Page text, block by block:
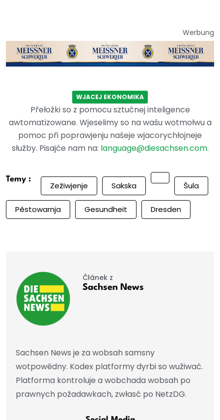
Werbung
WJACEJ EKONOMIKA
Přełožki so z pomocu sztučnej inteligence
awtomatizowane. Wjeselimy so na wašu wotmołwu a
pomoc při poprawjenju našeje wjacorychłojneje
słužby. Pisajće nam na: language@diesachsen.com.
Temy :
Zežiwjenje Sakska Šula
Pěstowarnja Gesundheit Dresden
Čłánek z
Sachsen News
Sachsen News je za wobsah samsny
wotpowědny. Kodex platformy dyrbi so wužiwać.
Platforma kontroluje a wobchada wobsah po
prawnych požadawkach, zwłasć po NetzDG.